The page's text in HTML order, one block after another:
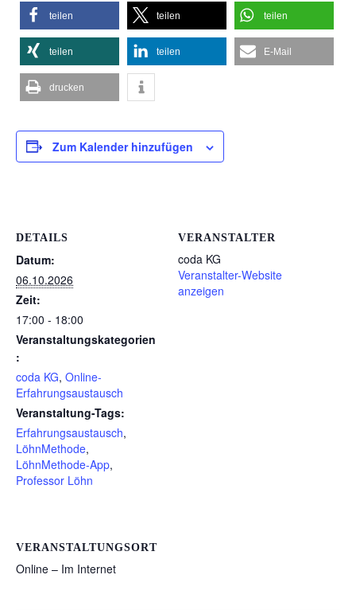
teilen teilen teilen
teilen teilen E-Mail
drucken
Zum Kalender hinzufügen
DETAILS
Datum:
06.10.2026
Zeit:
17:00 - 18:00
Veranstaltungskategorien
:
coda KG, Online-
Erfahrungsaustausch
Veranstaltung-Tags:
Erfahrungsaustausch,
LöhnMethode,
LöhnMethode-App,
Professor Löhn
VERANSTALTER
coda KG
Veranstalter-Website
anzeigen
VERANSTALTUNGSORT
Online – Im Internet